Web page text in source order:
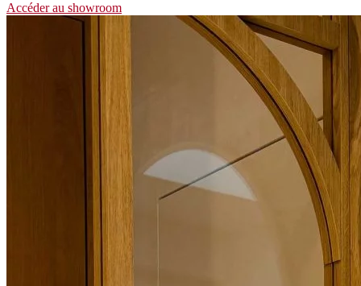
Accéder au showroom